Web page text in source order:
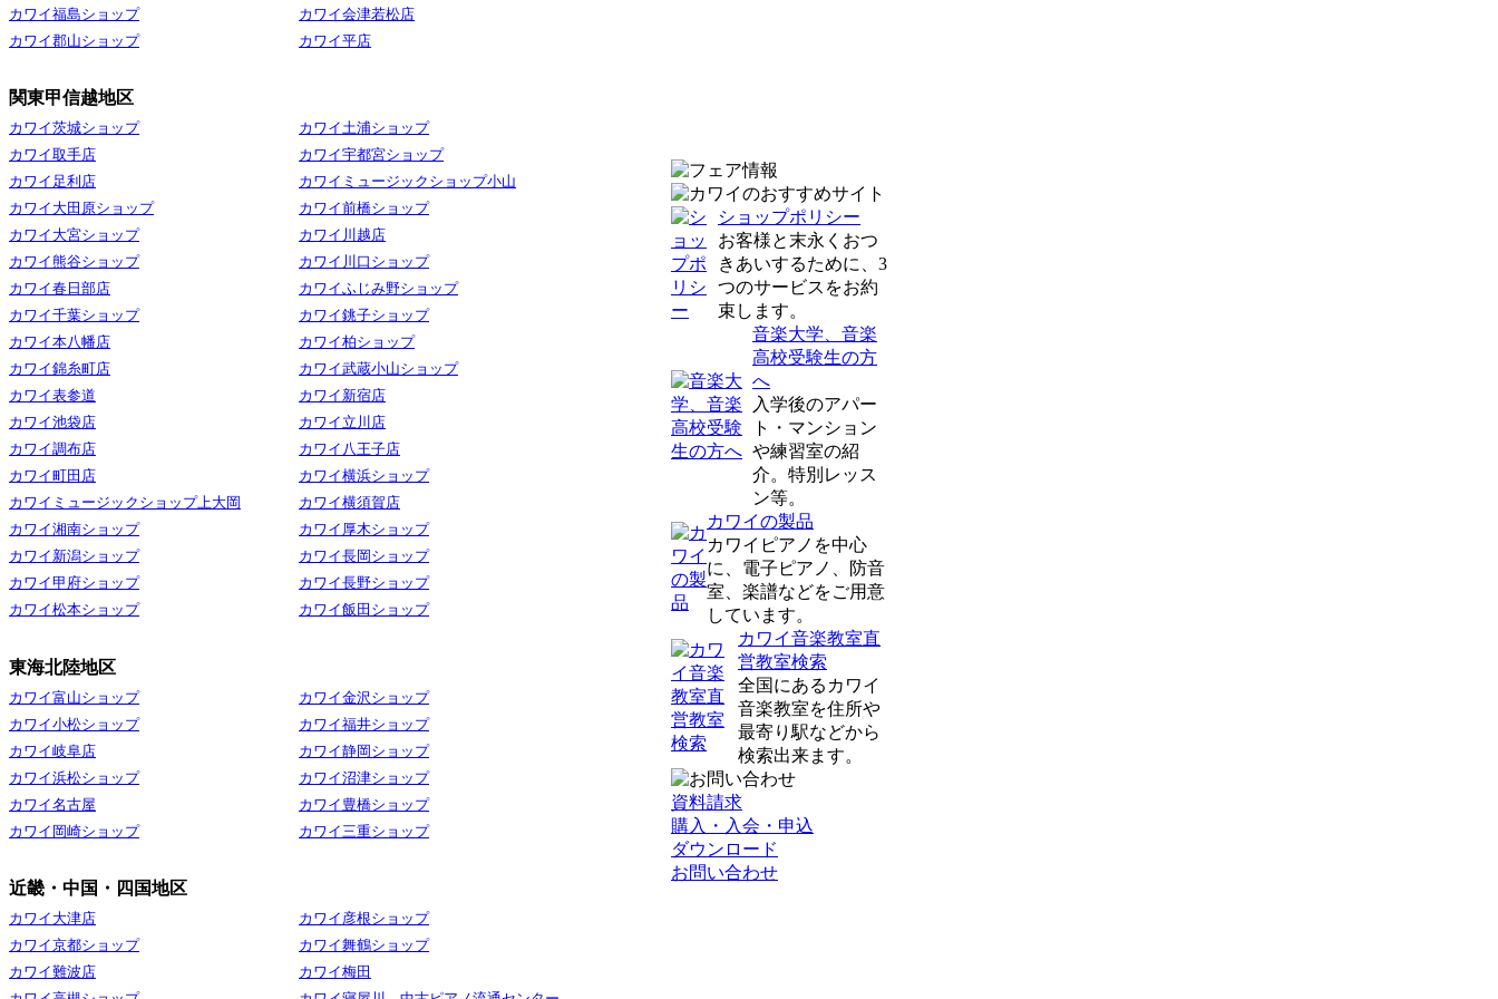
カワイ福島ショップ
カワイ会津若松店
カワイ郡山ショップ
カワイ平店
関東甲信越地区
カワイ茨城ショップ
カワイ土浦ショップ
カワイ取手店
カワイ宇都宮ショップ
カワイ足利店
カワイミュージックショップ小山
カワイ大田原ショップ
カワイ前橋ショップ
カワイ大宮ショップ
カワイ川越店
カワイ熊谷ショップ
カワイ川口ショップ
カワイ春日部店
カワイふじみ野ショップ
カワイ千葉ショップ
カワイ銚子ショップ
カワイ本八幡店
カワイ柏ショップ
カワイ錦糸町店
カワイ武蔵小山ショップ
カワイ表参道
カワイ新宿店
カワイ池袋店
カワイ立川店
カワイ調布店
カワイ八王子店
カワイ町田店
カワイ横浜ショップ
カワイミュージックショップ上大岡
カワイ横須賀店
カワイ湘南ショップ
カワイ厚木ショップ
カワイ新潟ショップ
カワイ長岡ショップ
カワイ甲府ショップ
カワイ長野ショップ
カワイ松本ショップ
カワイ飯田ショップ
東海北陸地区
カワイ富山ショップ
カワイ金沢ショップ
カワイ小松ショップ
カワイ福井ショップ
カワイ岐阜店
カワイ静岡ショップ
カワイ浜松ショップ
カワイ沼津ショップ
カワイ名古屋
カワイ豊橋ショップ
カワイ岡崎ショップ
カワイ三重ショップ
近畿・中国・四国地区
カワイ大津店
カワイ彦根ショップ
カワイ京都ショップ
カワイ舞鶴ショップ
カワイ難波店
カワイ梅田
ショップポリシー
お客様と末永くおつ
きあいするために、3
つのサービスをお約
束します。
音楽大学、音楽
高校受験生の方
へ
入学後のアパー
ト・マンション
や練習室の紹
介。特別レッス
ン等。
カワイの製品
カワイピアノを中心
に、電子ピアノ、防音
室、楽譜などをご用意
しています。
カワイ音楽教室直
営教室検索
全国にあるカワイ
音楽教室を住所や
最寄り駅などから
検索出来ます。
資料請求
購入・入会・申込
ダウンロード
お問い合わせ